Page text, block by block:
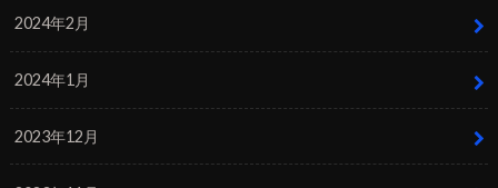
2024年2月
2024年1月
2023年12月